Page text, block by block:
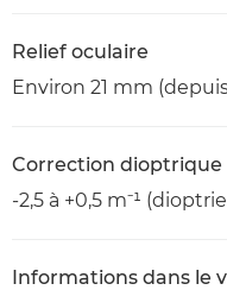
Relief oculaire
Environ 21 mm
Correction dioptrique
-2,5 à +0,5 m⁻¹
Informations dans le